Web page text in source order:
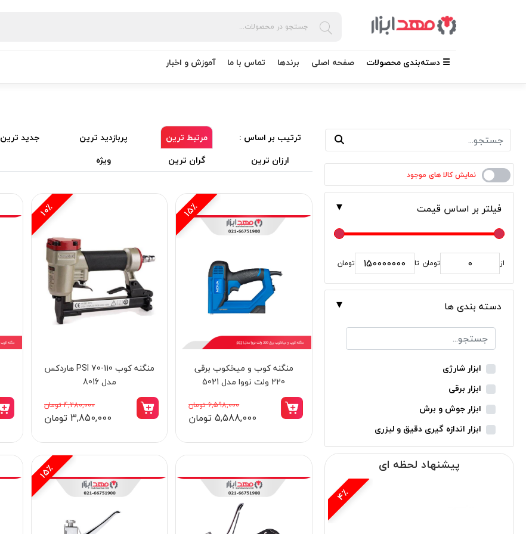
☰ دسته‌بندی محصولات صفحه اصلی برندها تماس با ما آموزش و اخبار
فیلتر بر اساس قیمت
از تومان تا تومان
دسته بندی ها
ابزار شارژی
ابزار برقی
ابزار جوش و برش
ابزار اندازه گیری دقیق و لیزری
ابزار باغبانی
ابزار نجاریپیشنهاد لحظه ای
3٪ 30٪
ترتیب بر اساس : مرتبط ترین پربازدید ترین جدید ترین
ارزان ترین
گران ترین ویژه
15٪
منگنه کوب و میخکوب برقی
220 ولت نووا مدل 5021
6,598,000 تومان
5,588,000 تومان
10٪
منگنه کوب PSI 70-110 هاردکس
مدل 8016
4,280,000 تومان
3,850,000 تومان
15٪